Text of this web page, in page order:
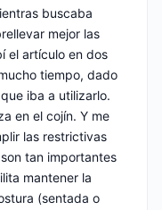
buscaba
mejor las
el artículo en dos
tiempo, dado
iba a utilizarlo.
en el cojín. Y me
las restrictivas
tan importantes
mantener la
(sentada o